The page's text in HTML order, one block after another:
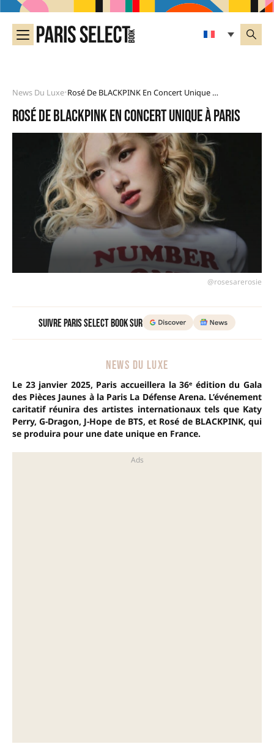
News Du Luxe• Rosé De BLACKPINK En Concert Unique À Paris
Rosé de BLACKPINK en concert unique à Paris
@rosesarerosie
Suivre Paris Select Book sur
NEWS DU LUXE
Le 23 janvier 2025, Paris accueillera la 36ᵉ édition du Gala
des Pièces Jaunes à la Paris La Défense Arena. L’événement
caritatif réunira des artistes internationaux tels que Katy
Perry, G-Dragon, J-Hope de BTS, et Rosé de BLACKPINK, qui
se produira pour une date unique en France.